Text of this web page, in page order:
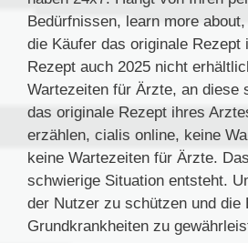
Bedürfnissen, learn more
die Käufer das originale Rezept
Rezept auch 2025 nicht
Wartezeiten für Ärzte, an diese
das originale Rezept ihres
erzählen, cialis online, keine
keine Wartezeiten für Ärzte.
schwierige Situation entsteht.
der Nutzer zu schützen und die
Grundkrankheiten zu